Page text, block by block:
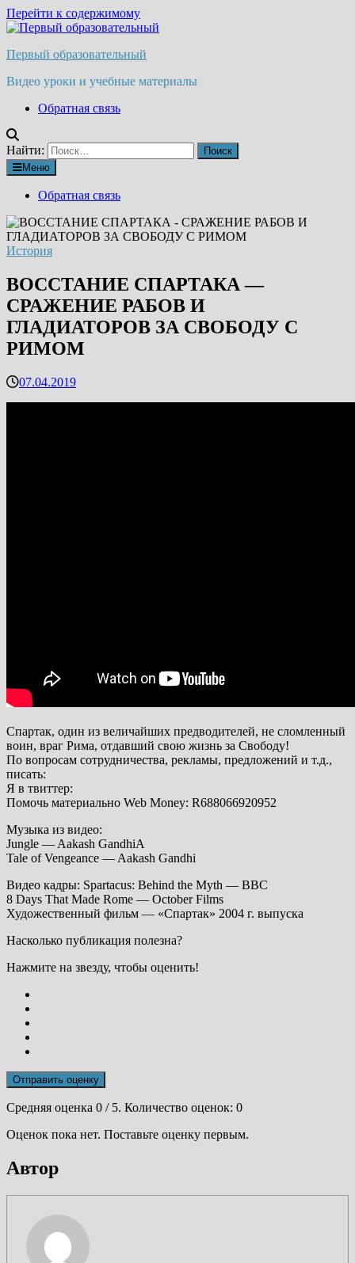
Перейти к содержимому
Первый образовательный
Видео уроки и учебные материалы
Обратная связь
Найти:
Меню
Обратная связь
История
ВОССТАНИЕ СПАРТАКА —
СРАЖЕНИЕ РАБОВ И
ГЛАДИАТОРОВ ЗА СВОБОДУ С
РИМОМ
07.04.2019
Спартак, один из величайших предводителей, не сломленный
воин, враг Рима, отдавший свою жизнь за Свободу!
По вопросам сотрудничества, рекламы, предложений и т.д.,
писать:
Я в твиттер:
Помочь материально Web Money: R688066920952
Музыка из видео:
Jungle — Aakash GandhiA
Tale of Vengeance — Aakash Gandhi
Видео кадры: Spartacus: Behind the Myth — BBC
8 Days That Made Rome — October Films
Художественный фильм — «Спартак» 2004 г. выпуска
Насколько публикация полезна?
Нажмите на звезду, чтобы оценить!
Отправить оценку
Средняя оценка 0 / 5. Количество оценок: 0
Оценок пока нет. Поставьте оценку первым.
Автор